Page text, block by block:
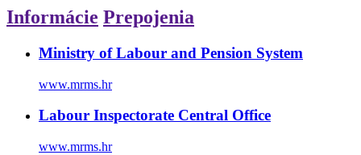
Informácie Prepojenia
Ministry of Labour and Pension System
www.mrms.hr
Labour Inspectorate Central Office
www.mrms.hr